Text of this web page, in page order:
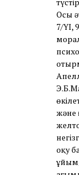
Осы
7/ҮІ,
және
оқу